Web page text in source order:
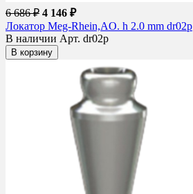
6 686 ₽ 4 146 ₽
Локатор Meg-Rhein,AO. h 2.0 mm dr02p
В наличии Арт. dr02p
В корзину